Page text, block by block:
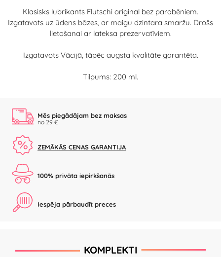
Klasisks lubrikants Flutschi original bez parabēniem.
Izgatavots uz ūdens bāzes, ar maigu dzintara smaržu. Drošs
lietošanai ar lateksa prezervatīviem.
Izgatavots Vācijā, tāpēc augsta kvalitāte garantēta.
Tilpums: 200 ml.
Mēs piegādājam bez maksas
no 29 €
ZEMĀKĀS CENAS GARANTIJA
100% privāta iepirkšanās
Iespēja pārbaudīt preces
KOMPLEKTI